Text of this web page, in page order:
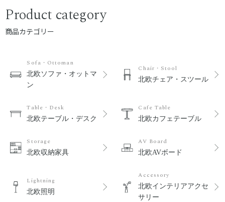
Product category
商品カテゴリー
Sofa・Ottoman
北欧ソファ・オットマ
ン
Chair・Stool
北欧チェア・スツール
Table・Desk
北欧テーブル・デスク
Cafe Table
北欧カフェテーブル
Storage
北欧収納家具
AV Board
北欧AVボード
Lightning
北欧照明
Accessory
北欧インテリアアクセ
サリー